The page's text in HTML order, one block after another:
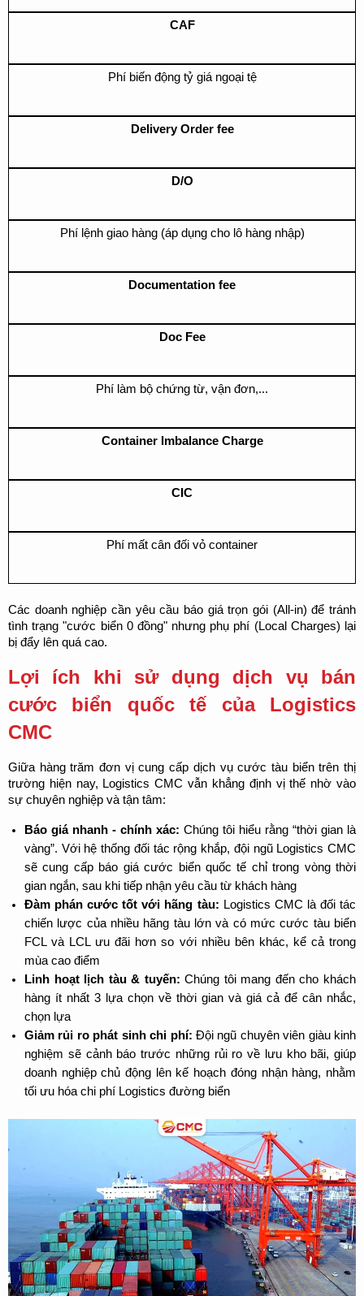
CAF
Phí biến động tỷ giá ngoại tệ
Delivery Order fee
D/O
Phí lệnh giao hàng (áp dụng cho lô hàng nhập)
Documentation fee
Doc Fee
Phí làm bộ chứng từ, vận đơn,...
Container Imbalance Charge
CIC
Phí mất cân đối vỏ container
Các doanh nghiệp cần yêu cầu báo giá trọn gói (All-in) để tránh
tình trạng "cước biển 0 đồng" nhưng phụ phí (Local Charges) lại
bị đẩy lên quá cao.
Lợi ích khi sử dụng dịch vụ bán
cước biển quốc tế của Logistics
CMC
Giữa hàng trăm đơn vị cung cấp dịch vụ cước tàu biển trên thị
trường hiện nay, Logistics CMC vẫn khẳng định vị thế nhờ vào
sự chuyên nghiệp và tận tâm:
Báo giá nhanh - chính xác: Chúng tôi hiểu rằng “thời gian là
vàng”. Với hệ thống đối tác rộng khắp, đội ngũ Logistics CMC
sẽ cung cấp báo giá cước biển quốc tế chỉ trong vòng thời
gian ngắn, sau khi tiếp nhận yêu cầu từ khách hàng
Đàm phán cước tốt với hãng tàu: Logistics CMC là đối tác
chiến lược của nhiều hãng tàu lớn và có mức cước tàu biển
FCL và LCL ưu đãi hơn so với nhiều bên khác, kể cả trong
mùa cao điểm
Linh hoạt lịch tàu & tuyến: Chúng tôi mang đến cho khách
hàng ít nhất 3 lựa chọn về thời gian và giá cả để cân nhắc,
chọn lựa
Giảm rủi ro phát sinh chi phí: Đội ngũ chuyên viên giàu kinh
nghiệm sẽ cảnh báo trước những rủi ro về lưu kho bãi, giúp
doanh nghiệp chủ động lên kế hoạch đóng nhận hàng, nhằm
tối ưu hóa chi phí Logistics đường biển